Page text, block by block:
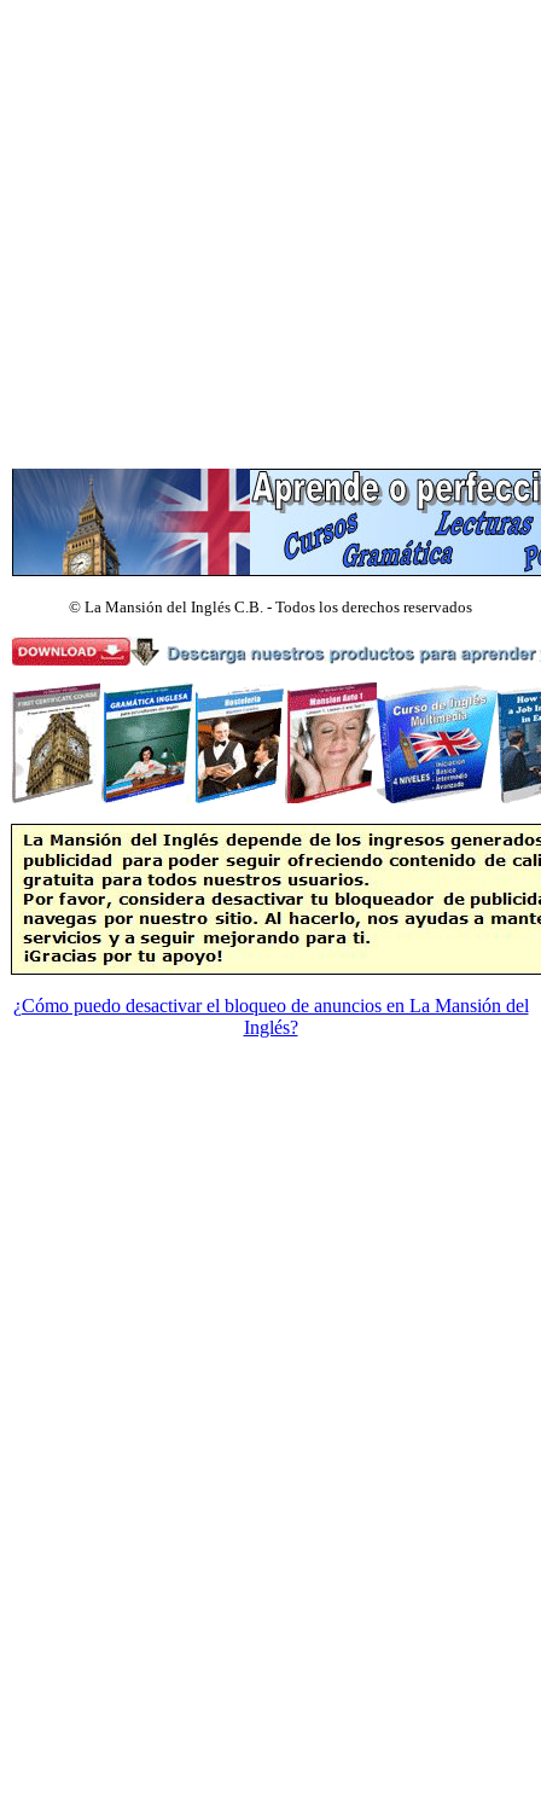
© La Mansión del Inglés C.B. - Todos los derechos reservados
¿Cómo puedo desactivar el bloqueo de anuncios en La Mansión del
Inglés?